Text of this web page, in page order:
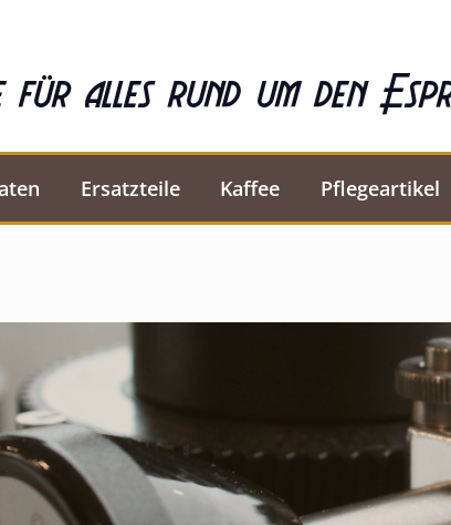
alles rund um den
Ersatzteile Kaffee Pflegeartikel